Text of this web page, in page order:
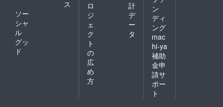
ス
ソー
シャ
ル
グッ
ド
ロ
ジ
ェ
ク
ト
の
広
め
方
計
デ
ー
タ
ン
ディ
ング
mac
hi-ya
補助
金申
請サ
ポー
ト